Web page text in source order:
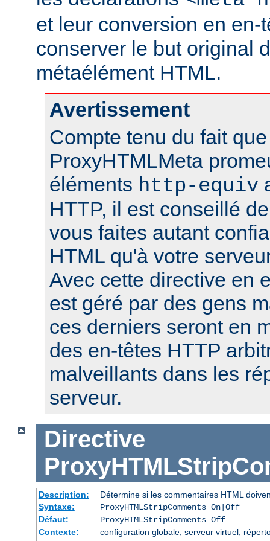
et leur conversion en en-
conserver le but original
métaélément HTML.
Avertissement
Compte tenu du fait
ProxyHTMLMeta
éléments http-equiv
HTTP, il est conseillé
vous faites autant
HTML qu'à votre
Avec cette directive en
est géré par des gens
ces derniers seront en
des en-têtes HTTP
malveillants dans les
serveur.
Directive
Description:
Détermine si les commentaires HTML
Syntaxe:
ProxyHTMLStripComments On|Off
Défaut:
ProxyHTMLStripComments Off
Contexte:
configuration globale, serveur virtuel,